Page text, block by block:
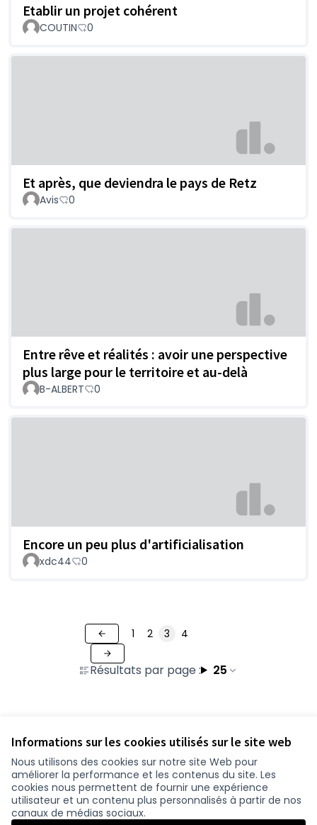
Informations sur les cookies utilisés sur le site web
Nous utilisons des cookies sur notre site Web pour
améliorer la performance et les contenus du site. Les
cookies nous permettent de fournir une expérience
utilisateur et un contenu plus personnalisés à partir de nos
canaux de médias sociaux.
Etablir un projet cohérent
COUTIN 0
Et après, que deviendra le pays de Retz
Avis 0
Entre rêve et réalités : avoir une perspective
plus large pour le territoire et au-delà
B-ALBERT 0
Encore un peu plus d'artificialisation
xdc44 0
Résultats par page : 25
1 2 3 4
Conditions d'utilisation
Paramètres des cookies
participer.loire-atlantique.fr sur Facebook
participer.loire-atlantique.fr sur Instagram
participer.loire-atlantique.fr sur YouTube